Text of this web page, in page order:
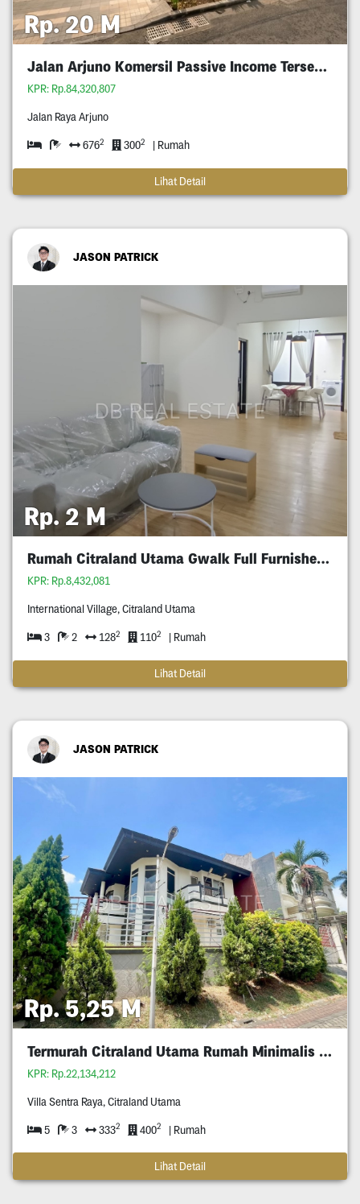
Rp. 20 M
Jalan Arjuno Komersil Passive Income Tersewa
KPR: Rp.84,320,807
Jalan Raya Arjuno
6762 3002 | Rumah
Lihat Detail
JASON PATRICK
Rp. 2 M
Rumah Citraland Utama Gwalk Full Furnished Murah
KPR: Rp.8,432,081
International Village, Citraland Utama
3 2 1282 1102 | Rumah
Lihat Detail
JASON PATRICK
Rp. 5,25 M
Termurah Citraland Utama Rumah Minimalis 5M An
KPR: Rp.22,134,212
Villa Sentra Raya, Citraland Utama
5 3 3332 4002 | Rumah
Lihat Detail